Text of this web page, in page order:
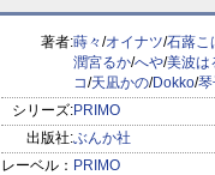
著者:蒔々/オイナツ/石蕗こ
潤宮るか/へや/美波は
コ/天凪かの/Dokko/琴
シリーズ:PRIMO
出版社:ぶんか社
レーベル： PRIMO